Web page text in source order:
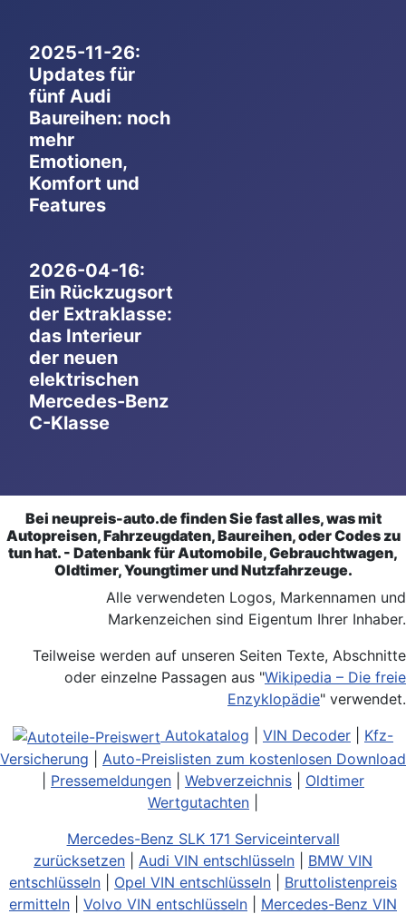
2025-11-26:
Updates für
fünf Audi
Baureihen: noch
mehr
Emotionen,
Komfort und
Features
2026-04-16:
Ein Rückzugsort
der Extraklasse:
das Interieur
der neuen
elektrischen
Mercedes-Benz
C-Klasse
Bei neupreis-auto.de finden Sie fast alles, was mit
Autopreisen, Fahrzeugdaten, Baureihen, oder Codes zu
tun hat. - Datenbank für Automobile, Gebrauchtwagen,
Oldtimer, Youngtimer und Nutzfahrzeuge.
Alle verwendeten Logos, Markennamen und
Markenzeichen sind Eigentum Ihrer Inhaber.
Teilweise werden auf unseren Seiten Texte, Abschnitte
oder einzelne Passagen aus "Wikipedia – Die freie
Enzyklopädie" verwendet.
Autokatalog
VIN Decoder
Kfz-
Versicherung
Auto-Preislisten zum kostenlosen Download
Pressemeldungen Webverzeichnis
Oldtimer
Wertgutachten
Mercedes-Benz SLK 171 Serviceintervall
zurücksetzen
Audi VIN entschlüsseln
BMW VIN
entschlüsseln
Opel VIN entschlüsseln
Bruttolistenpreis
ermitteln
Volvo VIN entschlüsseln
Mercedes-Benz VIN